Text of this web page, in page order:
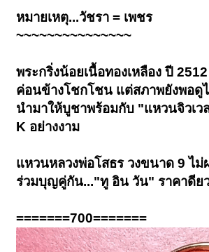
หมายเหตุ...วัชรา = เพชร
~~~~~~~~~~~~~~~
พระกริ่งน้อยเนื้อทองเหลือง ปี
ค่อนข้างโชกโชน แต่สภาพยังพอดู
นำมาให้บูชาพร้อมกับ "แหวนจิวเว
K อย่างงาม
แหวนหลวงพ่อโสธร วงขนาด 9 ไม่
ร่วมบุญคู่กัน..."ทู อิน วัน" ราคาดีย
=======700=======